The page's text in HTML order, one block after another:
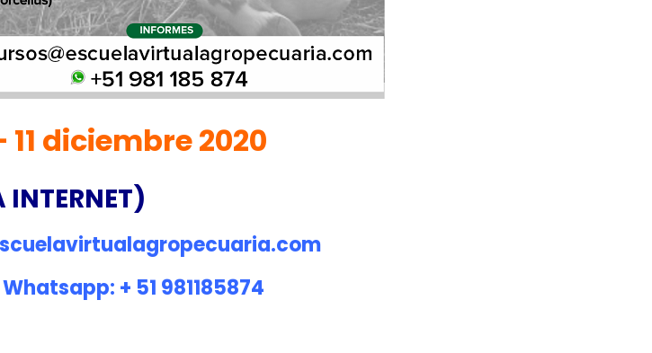
diciembre 2020
INTERNET)
+ 51 981185874